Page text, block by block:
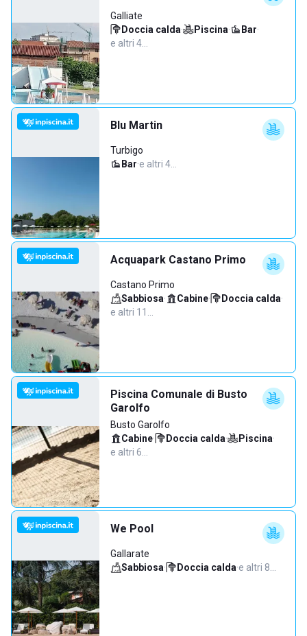
Galliate
Doccia calda· Piscina· Bar·
e altri 4…
Blu Martin
Turbigo
Bar·e altri 4…
Acquapark Castano Primo
Castano Primo
Sabbiosa· Cabine· Doccia calda·
e altri 11…
Piscina Comunale di Busto
Garolfo
Busto Garolfo
Cabine· Doccia calda· Piscina·
e altri 6…
We Pool
Gallarate
Sabbiosa· Doccia calda·e altri 8…